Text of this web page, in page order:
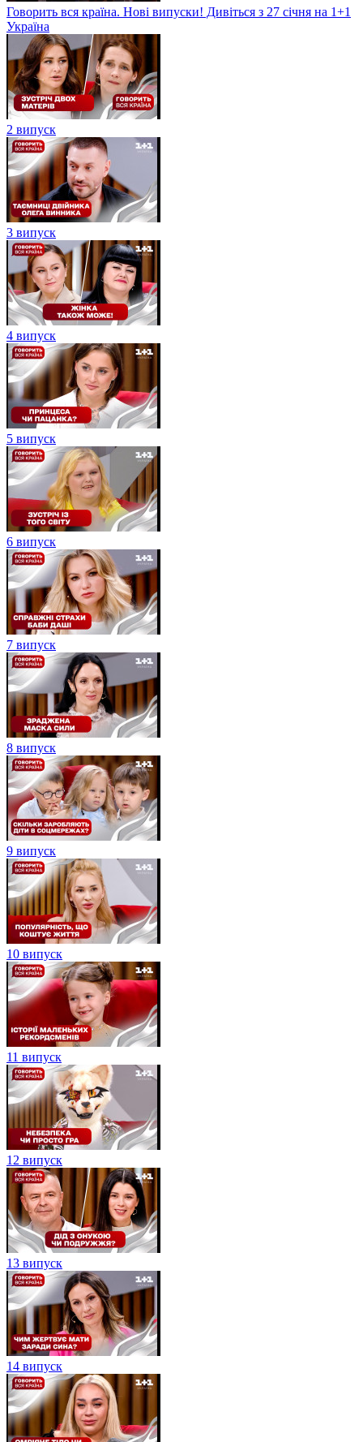
Говорить вся країна. Нові випуски! Дивіться з 27 січня на 1+1
Україна
2 випуск
3 випуск
4 випуск
5 випуск
6 випуск
7 випуск
8 випуск
9 випуск
10 випуск
11 випуск
12 випуск
13 випуск
14 випуск